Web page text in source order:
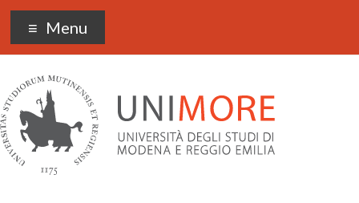
Museo Gemma
Menu